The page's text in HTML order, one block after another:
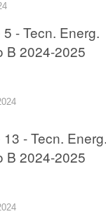
- Tecn. Energ.
B 2024-2025
13 - Tecn.
B 2024-2025